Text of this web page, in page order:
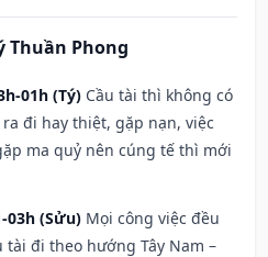
Thuần Phong
01h (Tý) Cầu tài thì không có
đi hay thiệt, gặp nạn, việc
ma quỷ nên cúng tế thì mới
03h (Sửu) Mọi công việc đều
đi theo hướng Tây Nam –